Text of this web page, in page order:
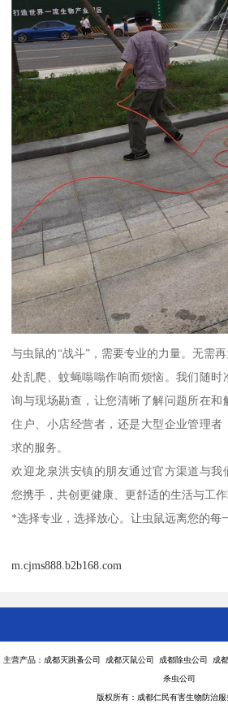
与虫鼠的“战斗”，需要专业的力量。无需
处乱爬、蚊蝇嗡嗡作响而烦恼。我们随时
询与现场勘查，让您清晰了解问题所在和
住户、小店经营者，还是大型企业管理者
求的服务。
欢迎龙泉洪安镇的朋友通过官方渠道与我
您携手，共创更健康、更舒适的生活与工作
*选择专业，选择放心。让虫鼠远离您的每
m.cjms888.b2b168.com
主营产品：成都灭跳蚤公司 成都灭鼠公司 成都除虫公司 成
杀虫公司
版权所有：成都仁民有害生物防治服